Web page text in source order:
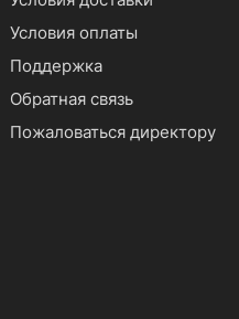
Условия оплаты
Поддержка
Обратная связь
Пожаловаться директору